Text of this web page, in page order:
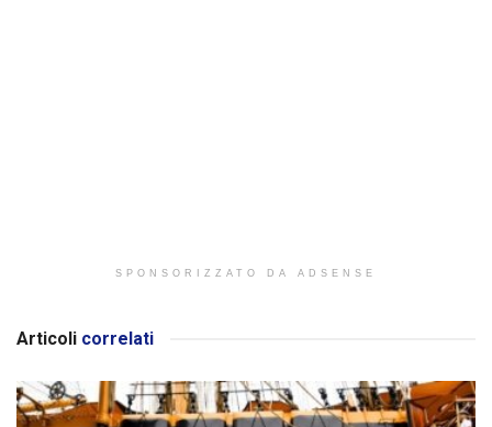
SPONSORIZZATO DA ADSENSE
Articoli correlati